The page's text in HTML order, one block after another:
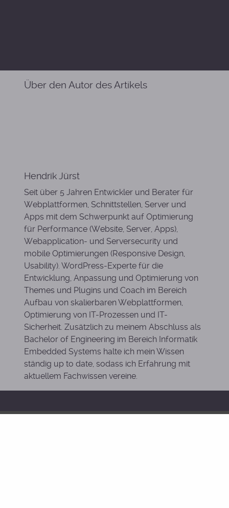
Über den Autor des Artikels
Hendrik Jürst
Seit über 5 Jahren Entwickler und Berater für
Webplattformen, Schnittstellen, Server und
Apps mit dem Schwerpunkt auf Optimierung
für Performance (Website, Server, Apps),
Webapplication- und Serversecurity und
mobile Optimierungen (Responsive Design,
Usability). WordPress-Experte für die
Entwicklung, Anpassung und Optimierung von
Themes und Plugins und Coach im Bereich
Aufbau von skalierbaren Webplattformen,
Optimierung von IT-Prozessen und IT-
Sicherheit. Zusätzlich zu meinem Abschluss als
Bachelor of Engineering im Bereich Informatik
Embedded Systems halte ich mein Wissen
ständig up to date, sodass ich Erfahrung mit
aktuellem Fachwissen vereine.